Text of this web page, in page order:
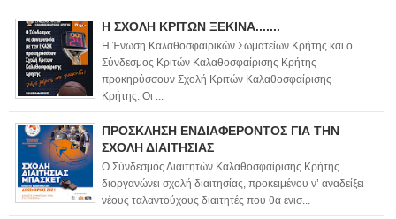
Η ΣΧΟΛΗ ΚΡΙΤΩΝ ΞΕΚΙΝΑ.......
Η Ένωση Καλαθοσφαιρικών Σωματείων Κρήτης και ο
Σύνδεσμος Κριτών Καλαθοσφαίρισης Κρήτης
προκηρύσσουν Σχολή Κριτών Καλαθοσφαίρισης
Κρήτης. Οι ...
ΠΡΟΣΚΛΗΣΗ ΕΝΔΙΑΦΕΡΟΝΤΟΣ ΓΙΑ ΤΗΝ
ΣΧΟΛΗ ΔΙΑΙΤΗΣΙΑΣ
Ο Σύνδεσμος Διαιτητών Καλαθοσφαίρισης Κρήτης
διοργανώνει σχολή διαιτησίας, προκειμένου ν’ αναδείξει
νέους ταλαντούχους διαιτητές που θα ενισ...